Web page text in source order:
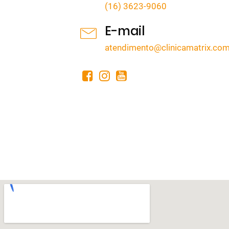
(16) 3623-9060
E-mail